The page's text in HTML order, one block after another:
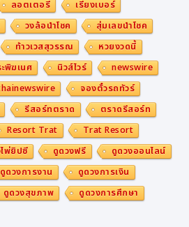
ลอตเตอรี่
เรียงเบอร์
วงล้อนำโชค
สุ่มเลขนำโชค
ท้าวเวสสุวรรณ
หวยงวดนี้
พิฆเนศ นิวส์ไวร์
newswire
จองตั๋วรถทัวร์
รีสอร์ทตราด
ตราดรีสอร์ท
Resort Trat
Trat Resort
พ่ยิปซี ดูดวงฟรี
ดูดวงออนไลน์
ดูดวงการงาน
ดูดวงการเงิน
ดูดวงสุขภาพ ดูดวงการศึกษา